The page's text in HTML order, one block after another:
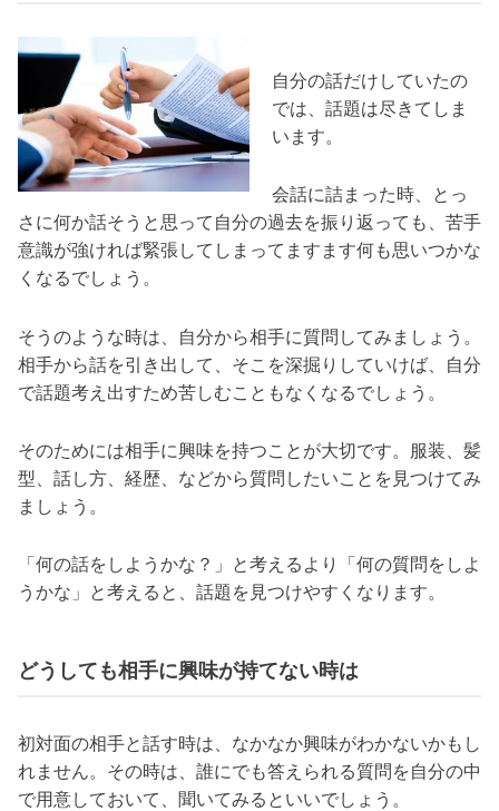
自分の話だけしていたの
では、話題は尽きてしま
います。
会話に詰まった時、とっ
さに何か話そうと思って自分の過去を振り返っても、苦手
意識が強ければ緊張してしまってますます何も思いつかな
くなるでしょう。
そうのような時は、自分から相手に質問してみましょう。
相手から話を引き出して、そこを深掘りしていけば、自分
で話題考え出すため苦しむこともなくなるでしょう。
そのためには相手に興味を持つことが大切です。服装、髪
型、話し方、経歴、などから質問したいことを見つけてみ
ましょう。
「何の話をしようかな？」と考えるより「何の質問をしよ
うかな」と考えると、話題を見つけやすくなります。
どうしても相手に興味が持てない時は
初対面の相手と話す時は、なかなか興味がわかないかもし
れません。その時は、誰にでも答えられる質問を自分の中
で用意しておいて、聞いてみるといいでしょう。